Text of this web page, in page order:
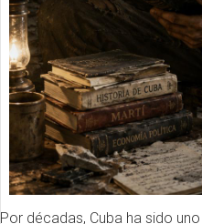
Por décadas, Cuba ha sido